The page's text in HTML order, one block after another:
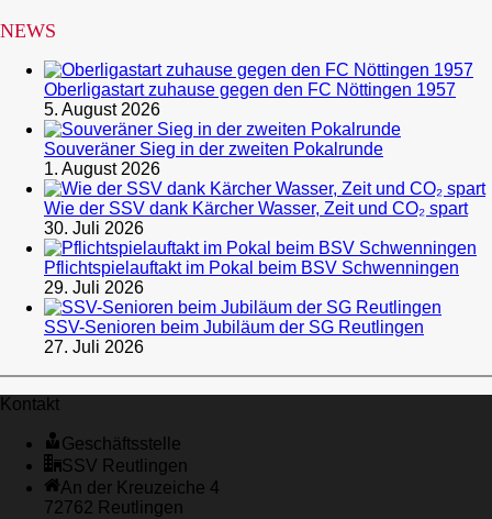
NEWS
Oberligastart zuhause gegen den FC Nöttingen 1957
5. August 2026
Souveräner Sieg in der zweiten Pokalrunde
1. August 2026
Wie der SSV dank Kärcher Wasser, Zeit und CO₂ spart
30. Juli 2026
Pflichtspielauftakt im Pokal beim BSV Schwenningen
29. Juli 2026
SSV-Senioren beim Jubiläum der SG Reutlingen
27. Juli 2026
Kontakt
Geschäftsstelle
SSV Reutlingen
An der Kreuzeiche 4
72762 Reutlingen